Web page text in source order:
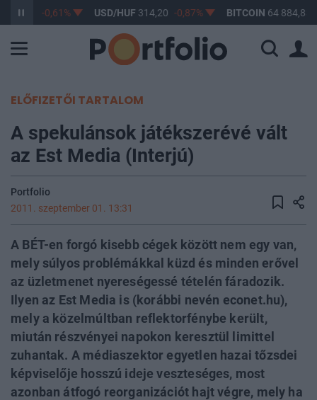
363,17 -0,61% USD/HUF314,20 -0,87% BITCOIN64 884,83
ELŐFIZETŐI TARTALOM
A spekulánsok játékszerévé vált
az Est Media (Interjú)
Portfolio
2011. szeptember 01. 13:31
A BÉT-en forgó kisebb cégek között nem egy van,
mely súlyos problémákkal küzd és minden erővel
az üzletmenet nyereségessé tételén fáradozik.
Ilyen az Est Media is (korábbi nevén econet.hu),
mely a közelmúltban reflektorfénybe került,
miután részvényei napokon keresztül limittel
zuhantak. A médiaszektor egyetlen hazai tőzsdei
képviselője hosszú ideje veszteséges, most
azonban átfogó reorganizációt hajt végre, mely ha